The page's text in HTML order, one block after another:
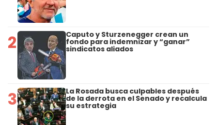
2 Caputo y Sturzenegger crean un
fondo para indemnizar y “ganar”
sindicatos aliados
3 La Rosada busca culpables después
de la derrota en el Senado y recalcula
su estrategia